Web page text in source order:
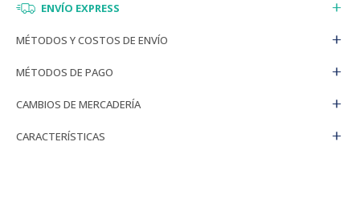
ENVÍO EXPRESS
MÉTODOS Y COSTOS DE ENVÍO
MÉTODOS DE PAGO
CAMBIOS DE MERCADERÍA
CARACTERÍSTICAS